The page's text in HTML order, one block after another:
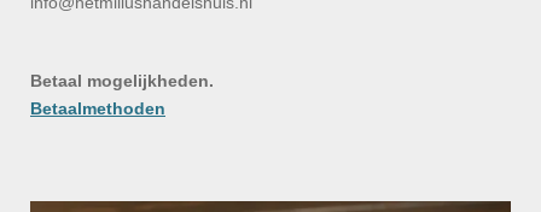
Betaal mogelijkheden.
Betaalmethoden